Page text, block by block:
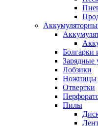
Зарядные
Лобзики
Ножницы
Отвертки
Пилы